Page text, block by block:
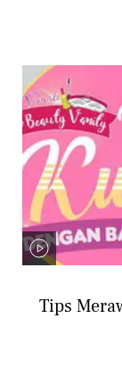
Tips